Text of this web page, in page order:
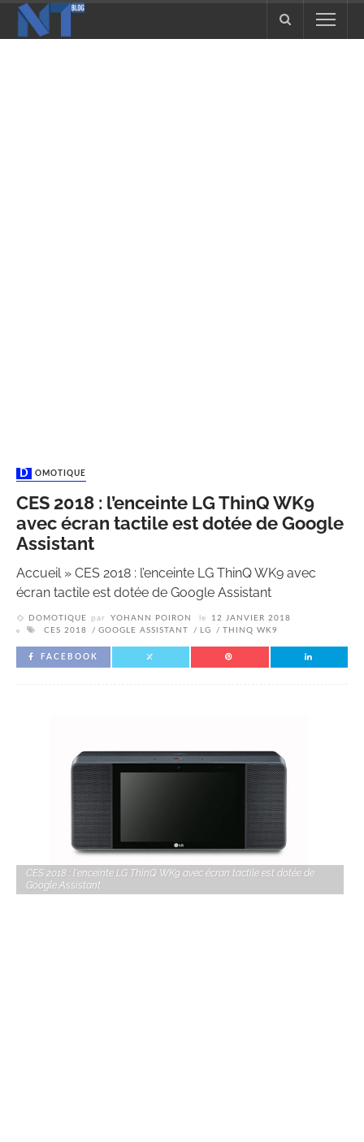
DOMOTIQUE
CES 2018 : l’enceinte LG ThinQ WK9
avec écran tactile est dotée de Google
Assistant
Accueil» CES 2018 : l’enceinte LG ThinQ WK9 avec
écran tactile est dotée de Google Assistant
DOMOTIQUE par YOHANN POIRON le
12 JANVIER 2018
CES 2018
GOOGLE ASSISTANT LG THINQ WK9
FACEBOOK
CES 2018 : l'enceinte LG ThinQ WK9 avec écran tactile est dotée de
Google Assistant